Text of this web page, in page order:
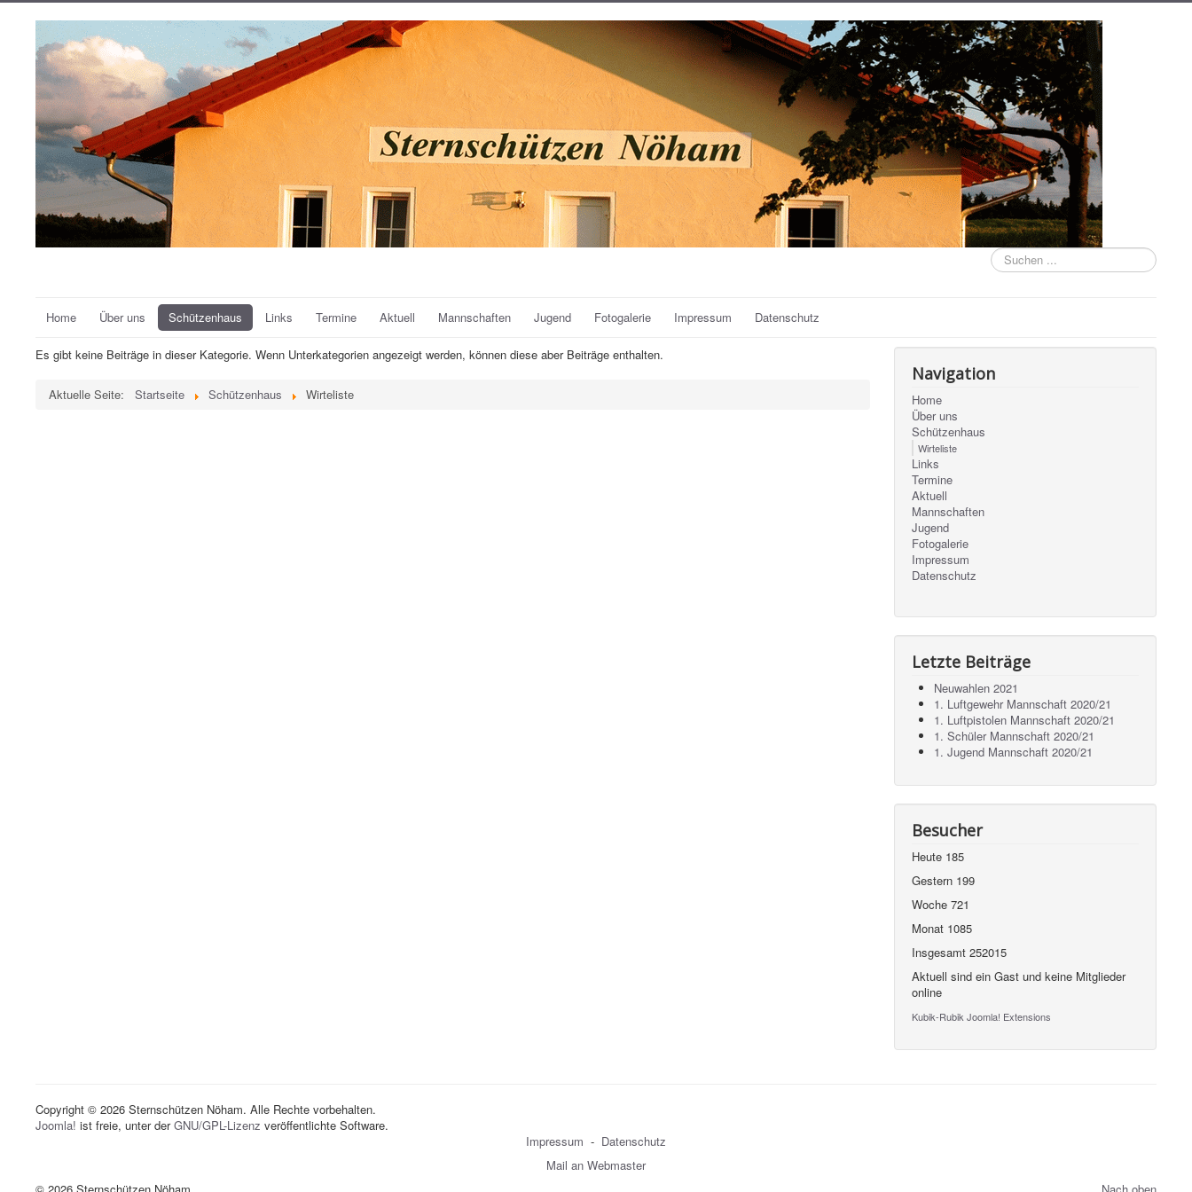
Suchen
...
Home Über uns Schützenhaus Links Termine Aktuell Mannschaften Jugend Fotogalerie Impressum Datenschutz
Es gibt keine Beiträge in dieser Kategorie. Wenn Unterkategorien angezeigt werden, können diese aber Beiträge enthalten.
Aktuelle Seite: Startseite Schützenhaus Wirteliste
Navigation
Home
Über uns
Schützenhaus
Wirteliste
Links
Termine
Aktuell
Mannschaften
Jugend
Fotogalerie
Impressum
Datenschutz
Letzte Beiträge
Neuwahlen 2021
1. Luftgewehr Mannschaft 2020/21
1. Luftpistolen Mannschaft 2020/21
1. Schüler Mannschaft 2020/21
1. Jugend Mannschaft 2020/21
Besucher
Heute 185
Gestern 199
Woche721
Monat 1085
Insgesamt252015
Aktuell sind ein Gast und keine Mitglieder
online
Kubik-Rubik Joomla! Extensions
Copyright © 2026 Sternschützen Nöham. Alle Rechte vorbehalten.
Joomla! ist freie, unter derGNU/GPL-Lizenz veröffentlichte Software.
Impressum - Datenschutz
Mail an Webmaster